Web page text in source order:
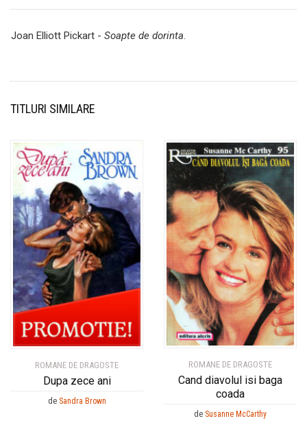
Joan Elliott Pickart - Soapte de dorinta.
TITLURI SIMILARE
ROMANE DE DRAGOSTE
Dupa zece ani
de Sandra Brown
ROMANE DE DRAGOSTE
Cand diavolul isi baga
coada
de Susanne McCarthy